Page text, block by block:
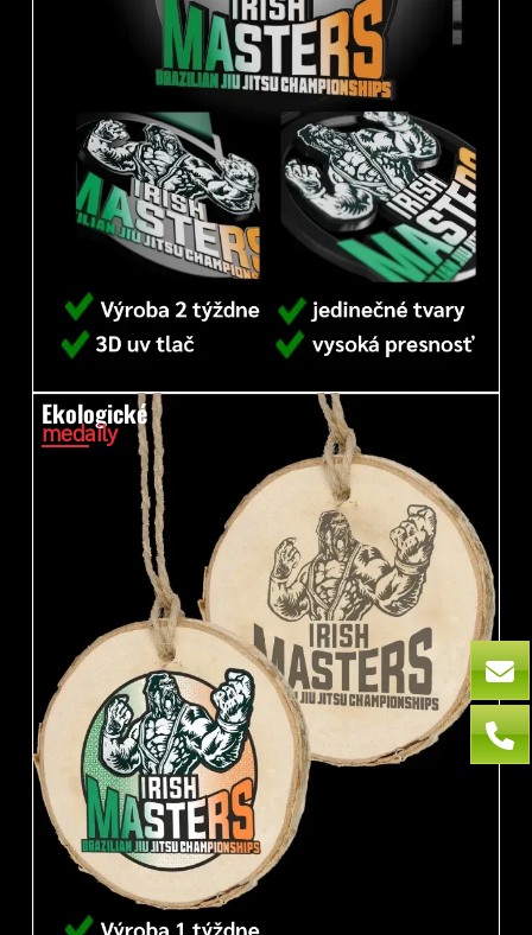
Ekologické
medaily